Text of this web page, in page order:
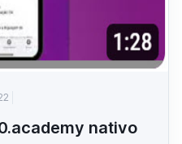
nativo